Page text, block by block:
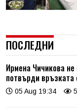
ПОСЛЕДНИ
Ирмена Чичикова
потвърди
05 Aug 19:34